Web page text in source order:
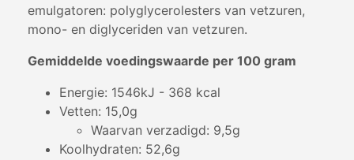
emulgatoren: polyglycerolesters van vetzuren,
mono- en diglyceriden van vetzuren.
Gemiddelde voedingswaarde per 100 gram
Energie: 1546kJ - 368 kcal
Vetten: 15,0g
Waarvan verzadigd: 9,5g
Koolhydraten: 52,6g